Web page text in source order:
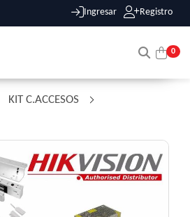
Ingresar Registro
0
KIT C.ACCESOS